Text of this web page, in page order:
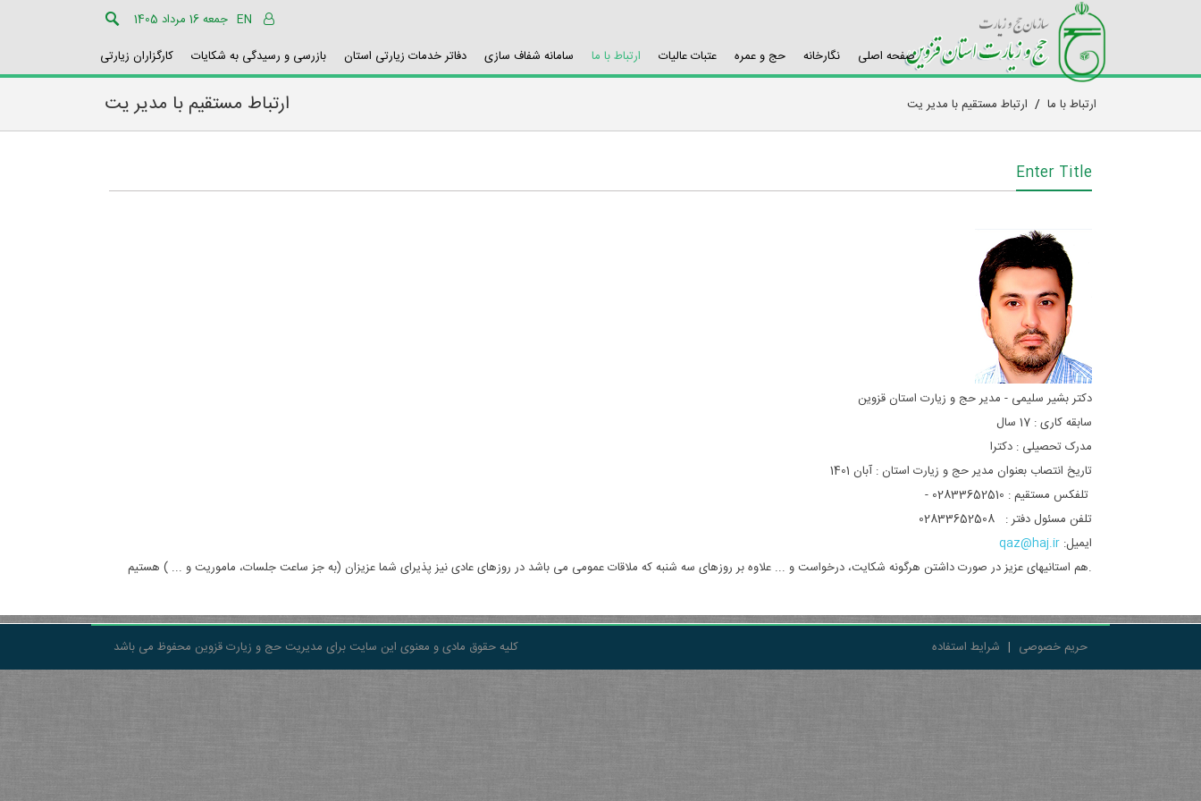
جمعه 16 مرداد 1405 EN
صفحه اصلی
نگارخانه حج و عمره عتبات عالیات ارتباط با ما سامانه شفاف سازی دفاتر خدمات زیارتی استان بازرسی و رسیدگی به شکایات کارگزاران زیارتی
ارتباط مستقیم با مدیر یت ارتباط با ما / ارتباط مستقیم با مدیر یت
Enter Title
دکتر بشیر سلیمی - مدیر حج و زیارت استان قزوین
سابقه کاری : 17 سال
مدرک تحصیلی : دکترا
تاریخ انتصاب بعنوان مدیر حج و زیارت استان : آبان 1401
تلفکس مستقیم : 02833652510 -
تلفن مسئول دفتر : 02833652508
ایمیل: qaz@haj.ir
هم استانیهای عزیز در صورت داشتن هرگونه شکایت، درخواست و ... علاوه بر روزهای سه شنبه که ملاقات عمومی می باشد در روزهای عادی نیز پذیرای شما عزیزان (به جز ساعت جلسات، ماموریت و ... ) هستیم.
کلیه حقوق مادی و معنوی این سایت برای مدیریت حج و زیارت قزوین محفوظ می باشد حریم خصوصی | شرایط استفاده